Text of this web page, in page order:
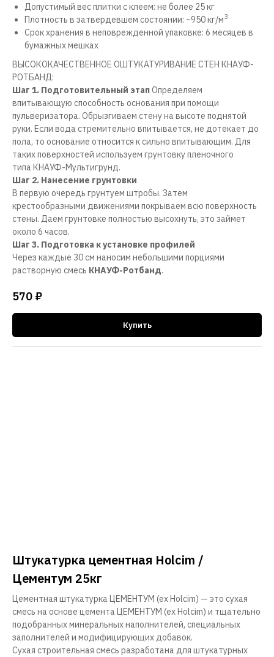
Допустимый вес плитки с клеем: не более 25 кг
Плотность в затвердевшем состоянии: ~950 кг/м3
Срок хранения в неповрежденной упаковке: 6 месяцев в
бумажных мешках
ВЫСОКОКАЧЕСТВЕННОЕ ОШТУКАТУРИВАНИЕ СТЕН КНАУФ-
РОТБАНД:
Шаг 1. Подготовительный этапОпределяем
впитывающую способность основания при помощи
пульверизатора. Обрызгиваем стену на высоте поднятой
руки. Если вода стремительно впитывается, не дотекает до
пола, то основание относится к сильно впитывающим. Для
таких поверхностей используем грунтовку пленочного
типа КНАУФ-Мультигрунд.
Шаг 2. Нанесение грунтовки
В первую очередь грунтуем штробы. Затем
крестообразными движениями покрываем всю поверхность
стены. Даем грунтовке полностью высохнуть, это займет
около 6 часов.
Шаг 3. Подготовка к установке профилей
Через каждые 30 см наносим небольшими порциями
растворную смесь КНАУФ-Ротбанд.
570 ₽
Купить
Штукатурка цементная Holcim /
Цементум 25кг
Цементная штукатурка ЦЕМЕНТУМ (ex Holcim) — это сухая
смесь на основе цемента ЦЕМЕНТУМ (ex Holcim) и тщательно
подобранных минеральных наполнителей, специальных
заполнителей и модифицирующих добавок.
Сухая строительная смесь разработана для штукатурных